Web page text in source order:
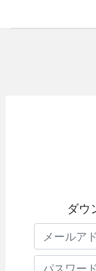
ダウ